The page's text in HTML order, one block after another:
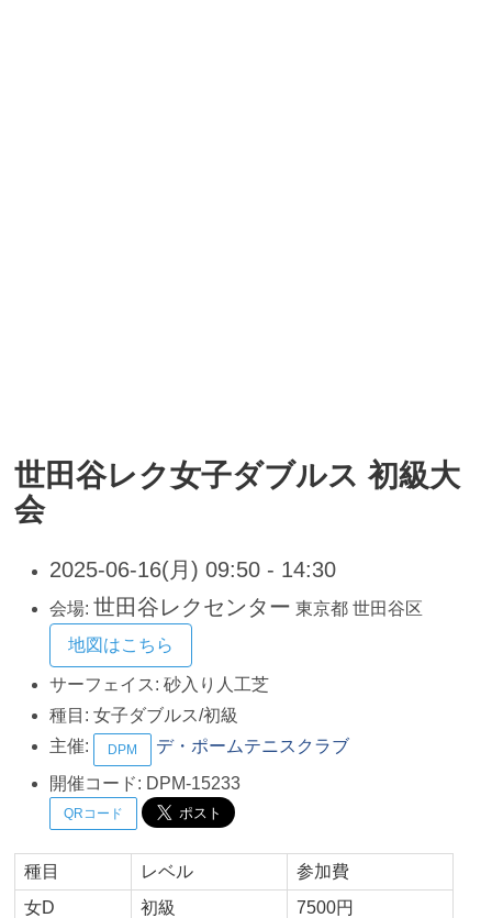
世田谷レク女子ダブルス 初級大
会
2025-06-16(月) 09:50 - 14:30
会場: 世田谷レクセンター 東京都 世田谷区
地図はこちら
サーフェイス: 砂入り人工芝
種目: 女子ダブルス/初級
主催:
DPM
デ・ポームテニスクラブ
開催コード: DPM-15233
QRコード
種目 レベル
参加費
女D
初級 7500円